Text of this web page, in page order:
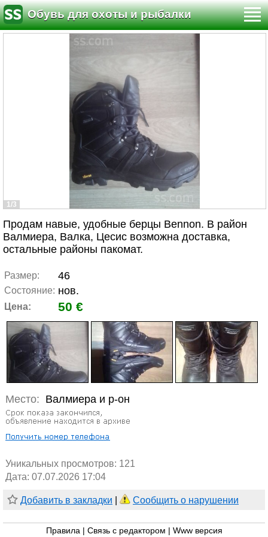
Обувь для охоты и рыбалки
1/3
Продам навые, удобные берцы Bennon. В район
Валмиера, Валка, Цесис возможна доставка,
остальные районы пакомат.
Размер: 46
Состояние: нов.
Цена: 50 €
Место: Валмиера и р-он
Уникальных просмотров: 121
Дата: 07.07.2026 17:04
Добавить в закладки Сообщить о нарушении
Правила Связь с редактором Www версия